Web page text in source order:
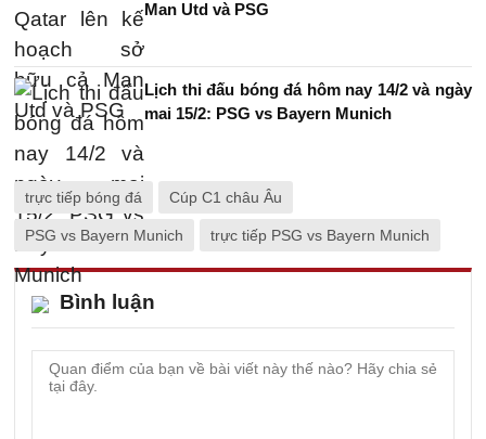
Man Utd và PSG
Lịch thi đấu bóng đá hôm nay 14/2 và ngày
mai 15/2: PSG vs Bayern Munich
trực tiếp bóng đá Cúp C1 châu Âu
PSG vs Bayern Munich trực tiếp PSG vs Bayern Munich
Bình luận